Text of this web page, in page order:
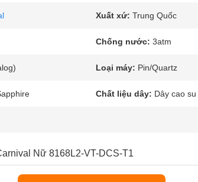
Xuất xứ: Trung Quốc
Chống nước: 3atm
Loại máy: Pin/Quartz
Chất liệu dây: Dây cao su
Nữ 8168L2-VT-DCS-T1